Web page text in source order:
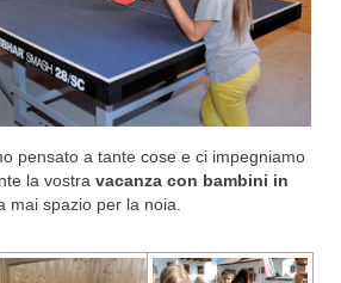
pensato a tante cose e ci impegniamo
la vostra vacanza con bambini in
mai spazio per la noia.